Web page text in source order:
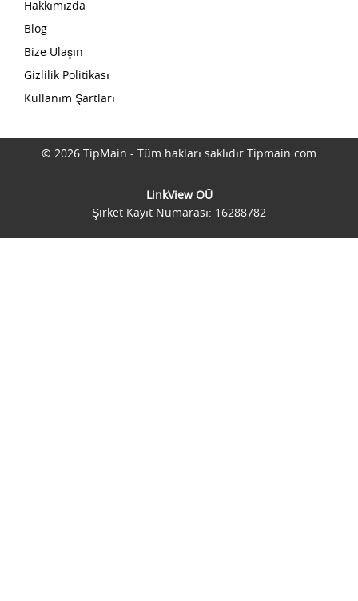
Hakkımızda
Blog
Bize Ulaşın
Gizlilik Politikası
Kullanım Şartları
© 2026 TipMain - Tüm hakları saklıdır Tipmain.com
LinkView OÜ
Şirket Kayıt Numarası: 16288782